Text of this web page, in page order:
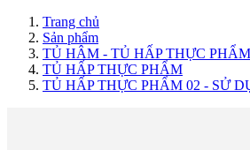
Trang chủ
Sản phẩm
TỦ HÂM - TỦ HẤP THỰC PHẨM
TỦ HẤP THỰC PHẨM
TỦ HẤP THỰC PHẨM 02 - SỬ